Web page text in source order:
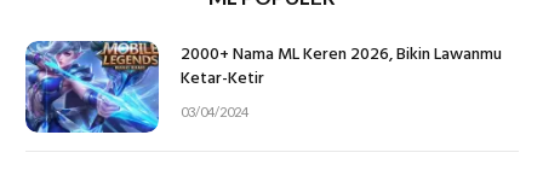
2000+ Nama ML Keren 2026, Bikin Lawanmu
Ketar-Ketir
03/04/2024